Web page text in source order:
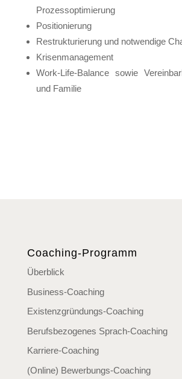
Prozessoptimierung
Positionierung
Restrukturierung und notwendige
Krisenmanagement
Work-Life-Balance sowie
und Familie
Coaching-Programm
Überblick
Business-Coaching
Existenzgründungs-Coaching
Berufsbezogenes Sprach-Coaching
Karriere-Coaching
(Online) Bewerbungs-Coaching